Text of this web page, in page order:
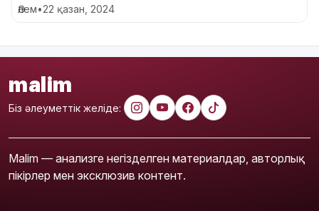
Әлем•22 қазан, 2024
malim
Біз әлеуметтік желіде:
Malim — анализге негізделген материалдар, авторлық
пікірлер мен эксклюзив контент.